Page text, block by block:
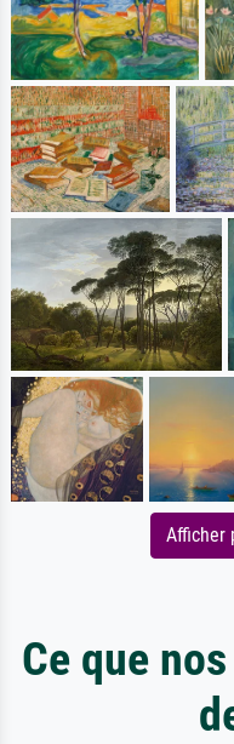
Afficher
Ce que